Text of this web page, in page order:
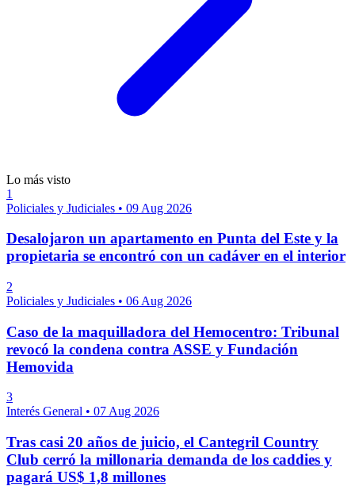
Lo más visto
1
Policiales y Judiciales • 09 Aug 2026
Desalojaron un apartamento en Punta del Este y la
propietaria se encontró con un cadáver en el interior
2
Policiales y Judiciales • 06 Aug 2026
Caso de la maquilladora del Hemocentro: Tribunal
revocó la condena contra ASSE y Fundación
Hemovida
3
Interés General • 07 Aug 2026
Tras casi 20 años de juicio, el Cantegril Country
Club cerró la millonaria demanda de los caddies y
pagará US$ 1,8 millones